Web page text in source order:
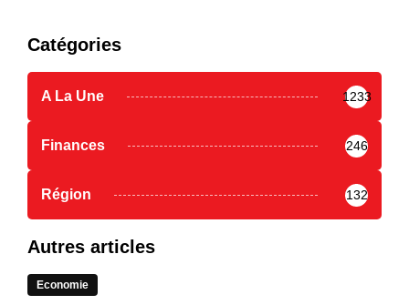
Catégories
A La Une 1233
Finances 246
Région 132
Autres articles
Economie